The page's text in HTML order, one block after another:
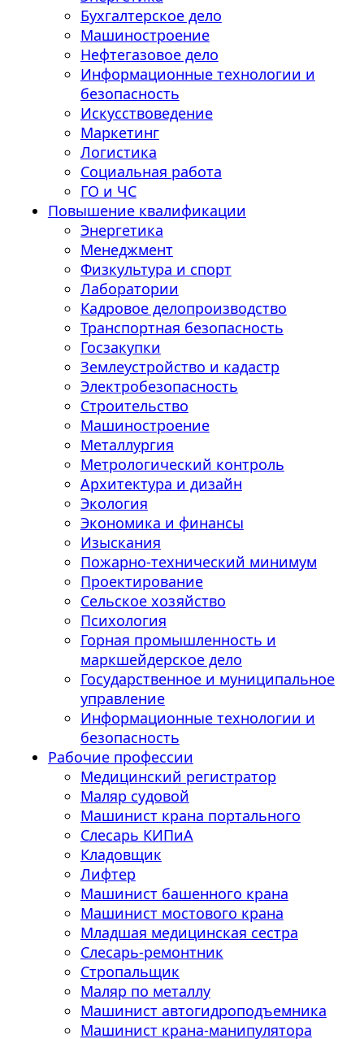
Бухгалтерское дело
Машиностроение
Нефтегазовое дело
Информационные технологии и
безопасность
Искусствоведение
Маркетинг
Логистика
Социальная работа
ГО и ЧС
Повышение квалификации
Энергетика
Менеджмент
Физкультура и спорт
Лаборатории
Кадровое делопроизводство
Транспортная безопасность
Госзакупки
Землеустройство и кадастр
Электробезопасность
Строительство
Машиностроение
Металлургия
Метрологический контроль
Архитектура и дизайн
Экология
Экономика и финансы
Изыскания
Пожарно-технический минимум
Проектирование
Сельское хозяйство
Психология
Горная промышленность и
маркшейдерское дело
Государственное и муниципальное
управление
Информационные технологии и
безопасность
Рабочие профессии
Медицинский регистратор
Маляр судовой
Машинист крана портального
Слесарь КИПиА
Кладовщик
Лифтер
Машинист башенного крана
Машинист мостового крана
Младшая медицинская сестра
Слесарь-ремонтник
Стропальщик
Маляр по металлу
Машинист автогидроподъемника
Машинист крана-манипулятора